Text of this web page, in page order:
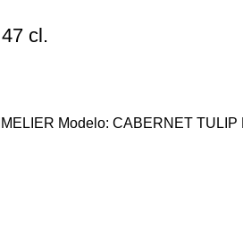
cl.
Modelo: CABERNET